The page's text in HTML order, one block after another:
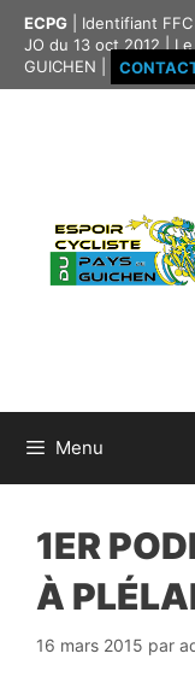
contenu
ECPG | Identifiant
JO du 13 oct 2012 |
GUICHEN |
Menu
1ER
À
16 mars 2015 par